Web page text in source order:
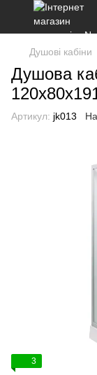
Душові кабіни
Душова
Артикул: jk013
3